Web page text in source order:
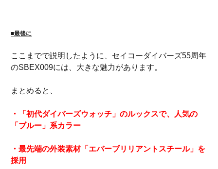
■最後に
ここまでで説明したように、セイコーダイバーズ55周年
のSBEX009には、大きな魅力があります。
まとめると、
・「初代ダイバーズウォッチ」のルックスで、人気の
「ブルー」系カラー
・最先端の外装素材「エバーブリリアントスチール」を
採用